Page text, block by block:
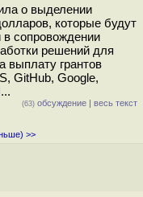
о выделении
которые будут
сопровождении
решений для
выплату грантов
GitHub, Google,
(63) обсуждение | весь текст
>>